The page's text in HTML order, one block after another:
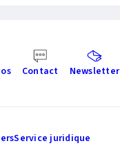
Contact Newsletter
Service juridique